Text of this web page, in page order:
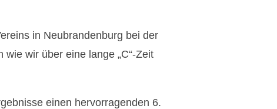
in Neubrandenburg bei der
wir über eine lange „C“-Zeit
einen hervorragenden 6.